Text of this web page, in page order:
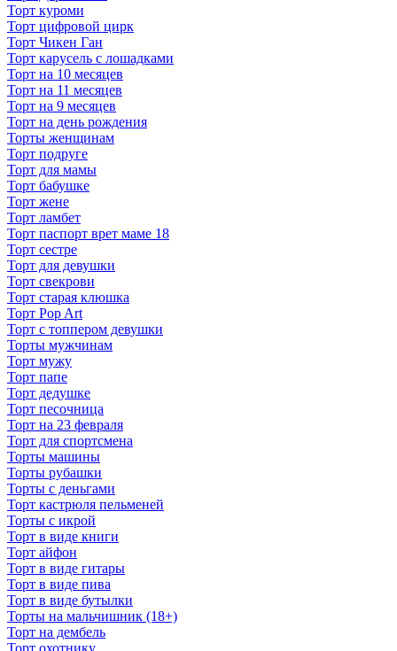
Торт куроми
Торт цифровой цирк
Торт Чикен Ган
Торт карусель с лошадками
Торт на 10 месяцев
Торт на 11 месяцев
Торт на 9 месяцев
Торт на день рождения
Торты женщинам
Торт подруге
Торт для мамы
Торт бабушке
Торт жене
Торт ламбет
Торт паспорт врет маме 18
Торт сестре
Торт для девушки
Торт свекрови
Торт старая клюшка
Торт Pop Art
Торт с топпером девушки
Торты мужчинам
Торт мужу
Торт папе
Торт дедушке
Торт песочница
Торт на 23 февраля
Торт для спортсмена
Торты машины
Торты рубашки
Торты с деньгами
Торт кастрюля пельменей
Торты с икрой
Торт в виде книги
Торт айфон
Торт в виде гитары
Торт в виде пива
Торт в виде бутылки
Торты на мальчишник (18+)
Торт на дембель
Торт охотнику